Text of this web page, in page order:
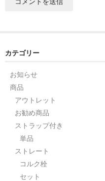
カテゴリー
お知らせ
商品
アウトレット
お勧め商品
ストラップ付き
単品
ストレート
コルク栓
セット